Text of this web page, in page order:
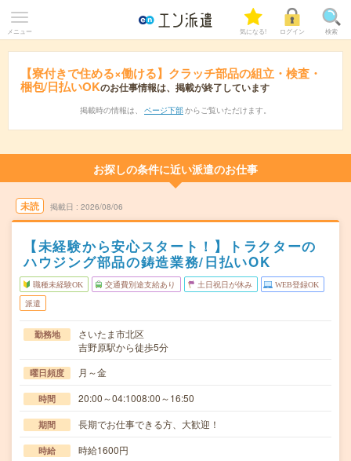
メニュー 気になる! ログイン 検索
【寮付きで住める×働ける】クラッチ部品の組立・検査・
梱包/日払いOKのお仕事情報は、掲載が終了しています
掲載時の情報は、 ページ下部 からご覧いただけます。
お探しの条件に近い派遣のお仕事
未読 掲載日 2026/08/06
【未経験から安心スタート！】トラクターの
ハウジング部品の鋳造業務/日払いOK
職種未経験OK 交通費別途支給あり 土日祝日が休み WEB登録OK
派遣
勤務地
さいたま市北区
吉野原駅から徒歩5分
曜日頻度 月～金
時間 20:00～04:1008:00～16:50
期間 長期でお仕事できる方、大歓迎！
時給 時給1600円